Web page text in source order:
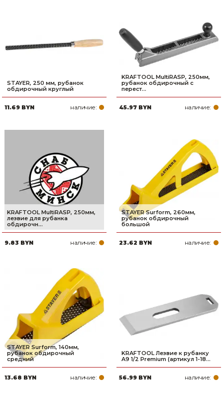
STAYER, 250 мм, рубанок
обдирочный круглый
11.69 BYN наличие:
KRAFTOOL MultiRASP, 250мм,
рубанок обдирочный с
перест...
45.97 BYN наличие:
KRAFTOOL MultiRASP, 250мм,
лезвие для рубанка
обдирочн...
9.83 BYN наличие:
STAYER Surform, 260мм,
рубанок обдирочный
большой
23.62 BYN наличие:
STAYER Surform, 140мм,
рубанок обдирочный
средний
13.68 BYN наличие:
KRAFTOOL Лезвие к рубанку
A9 1/2 Premium (артикул 1-18...
56.99 BYN наличие: